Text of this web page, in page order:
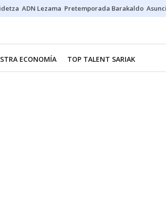
ADN Lezama Pretemporada Barakaldo
ECONOMÍA TOP TALENT SARIAK